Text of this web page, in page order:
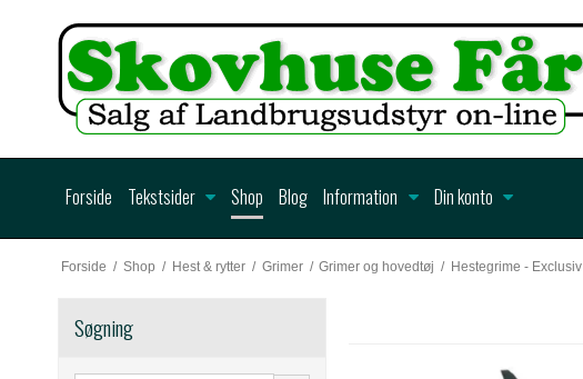
Forside Tekstsider Shop Blog Information Din konto
Forside / Shop / Hest & rytter / Grimer / Grimer og hovedtøj / Hestegrime - Exclusiv
Søgning